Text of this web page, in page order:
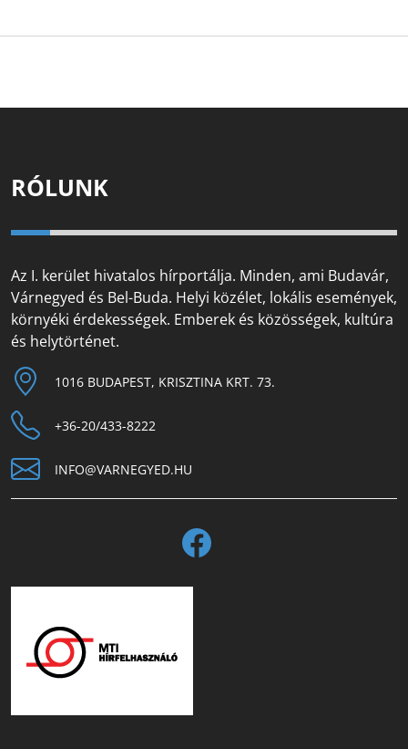
RÓLUNK
Az I. kerület hivatalos hírportálja. Minden, ami Budavár,
Várnegyed és Bel-Buda. Helyi közélet, lokális események,
környéki érdekességek. Emberek és közösségek, kultúra
és helytörténet.
1016 BUDAPEST, KRISZTINA KRT. 73.
+36-20/433-8222
INFO@VARNEGYED.HU